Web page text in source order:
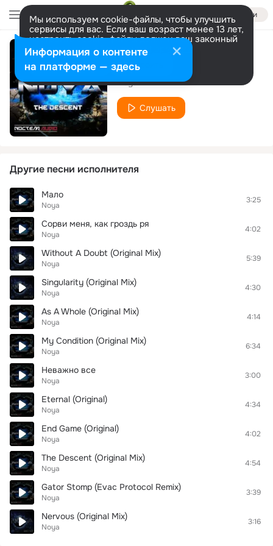
Войти
Мы используем cookie-файлы, чтобы улучшить
сервисы для вас. Если ваш возраст менее 13 лет,
настроить cookie-файлы должен ваш законный
представитель. Больше информации
Разрешить все Настроить
Одинокой Ночью
Noya
Слушать
Другие песни исполнителя
Мало
Noya
3:25
Сорви меня, как гроздь ря
Noya
4:02
Without A Doubt (Original Mix)
Noya
5:39
Singularity (Original Mix)
Noya
4:30
As A Whole (Original Mix)
Noya
4:14
My Condition (Original Mix)
Noya
6:34
Неважно все
Noya
3:00
Eternal (Original)
Noya
4:34
End Game (Original)
Noya
4:02
The Descent (Original Mix)
Noya
4:54
Gator Stomp (Evac Protocol Remix)
Noya
3:39
Nervous (Original Mix)
Noya
3:16
Информация о контенте
на платформе — здесь